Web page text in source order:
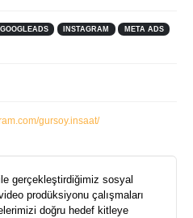
GOOGLEADS INSTAGRAM META ADS
gursoy.insaat/
gerçekleştirdiğimiz sosyal
prodüksiyonu çalışmaları
doğru hedef kitleye